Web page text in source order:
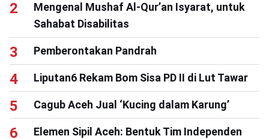
Mengenal Mushaf Al-Qur’an Isyarat, untuk
Sahabat Disabilitas
Pemberontakan Pandrah
Liputan6 Rekam Bom Sisa PD II di Lut Tawar
Cagub Aceh Jual ‘Kucing dalam Karung’
Elemen Sipil Aceh: Bentuk Tim Independen